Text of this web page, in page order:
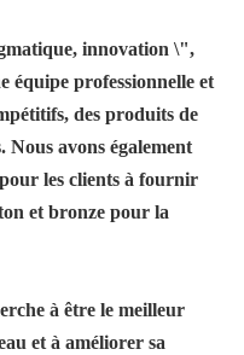
innovation \",
équipe professionnelle et
des produits de
Nous avons également
les clients à fournir
et bronze pour la
à être le meilleur
et à améliorer sa